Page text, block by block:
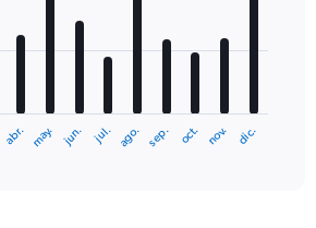
abr. may. jun. jul. ago. sep. oct. nov. dic.